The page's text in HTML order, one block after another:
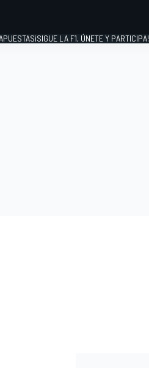
¡SIGUE LA F1, ÚNETE Y PARTICIPA!